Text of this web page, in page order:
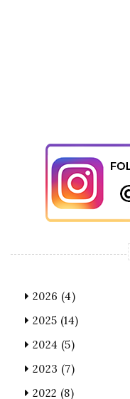
2026 (4)
2025 (14)
2024 (5)
2023 (7)
2022 (8)